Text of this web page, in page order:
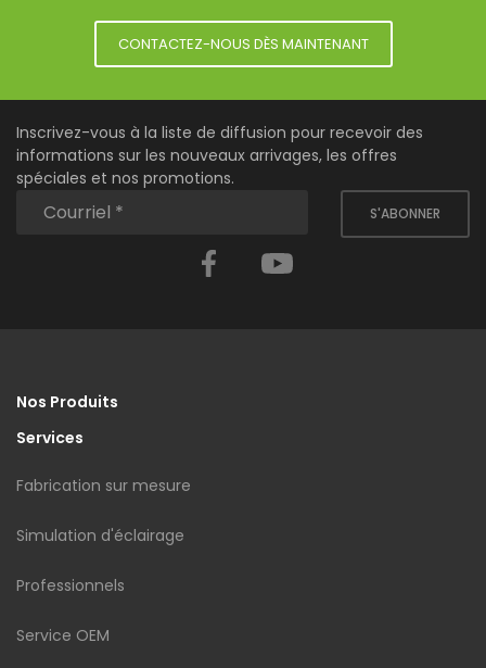
CONTACTEZ-NOUS DÈS MAINTENANT
Inscrivez-vous à la liste de diffusion pour recevoir des
informations sur les nouveaux arrivages, les offres
spéciales et nos promotions.
S'ABONNER
Facebook
Nos Produits
Services
Fabrication sur mesure
Simulation d'éclairage
Professionnels
Service OEM